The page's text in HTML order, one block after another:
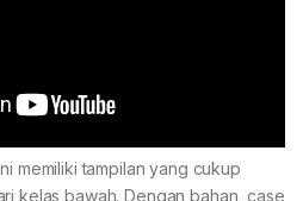
memiliki tampilan yang cukup
kelas bawah. Dengan bahan case